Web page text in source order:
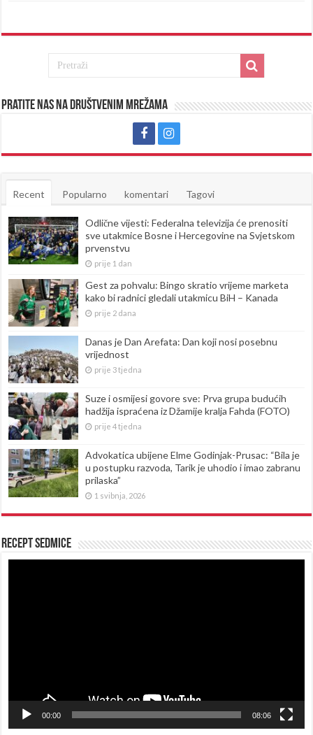
Pratite nas na društvenim mrežama
Recent Popularno komentari Tagovi
Odlične vijesti: Federalna televizija će prenositi
sve utakmice Bosne i Hercegovine na Svjetskom
prvenstvu
prije 1 dan
Gest za pohvalu: Bingo skratio vrijeme marketa
kako bi radnici gledali utakmicu BiH – Kanada
prije 2 dana
Danas je Dan Arefata: Dan koji nosi posebnu
vrijednost
prije 3 tjedna
Suze i osmijesi govore sve: Prva grupa budućih
hadžija ispraćena iz Džamije kralja Fahda (FOTO)
prije 4 tjedna
Advokatica ubijene Elme Godinjak-Prusac: “Bila je
u postupku razvoda, Tarik je uhodio i imao zabranu
prilaska”
1 svibnja, 2026
Recept sedmice
00:00 08:06